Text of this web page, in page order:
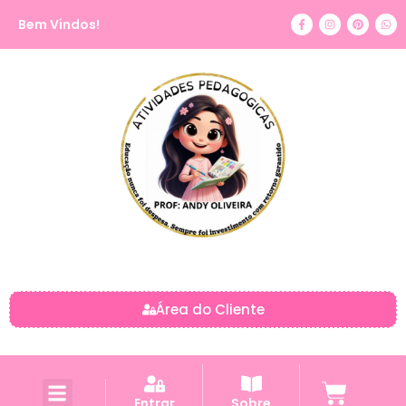
Bem Vindos!
Área do Cliente